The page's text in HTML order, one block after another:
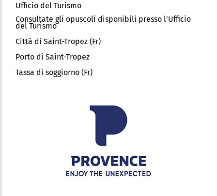
Ufficio del Turismo
Consultate gli opuscoli disponibili presso l’Ufficio
del Turismo
Città di Saint-Tropez (Fr)
Porto di Saint-Tropez
Tassa di soggiorno (Fr)